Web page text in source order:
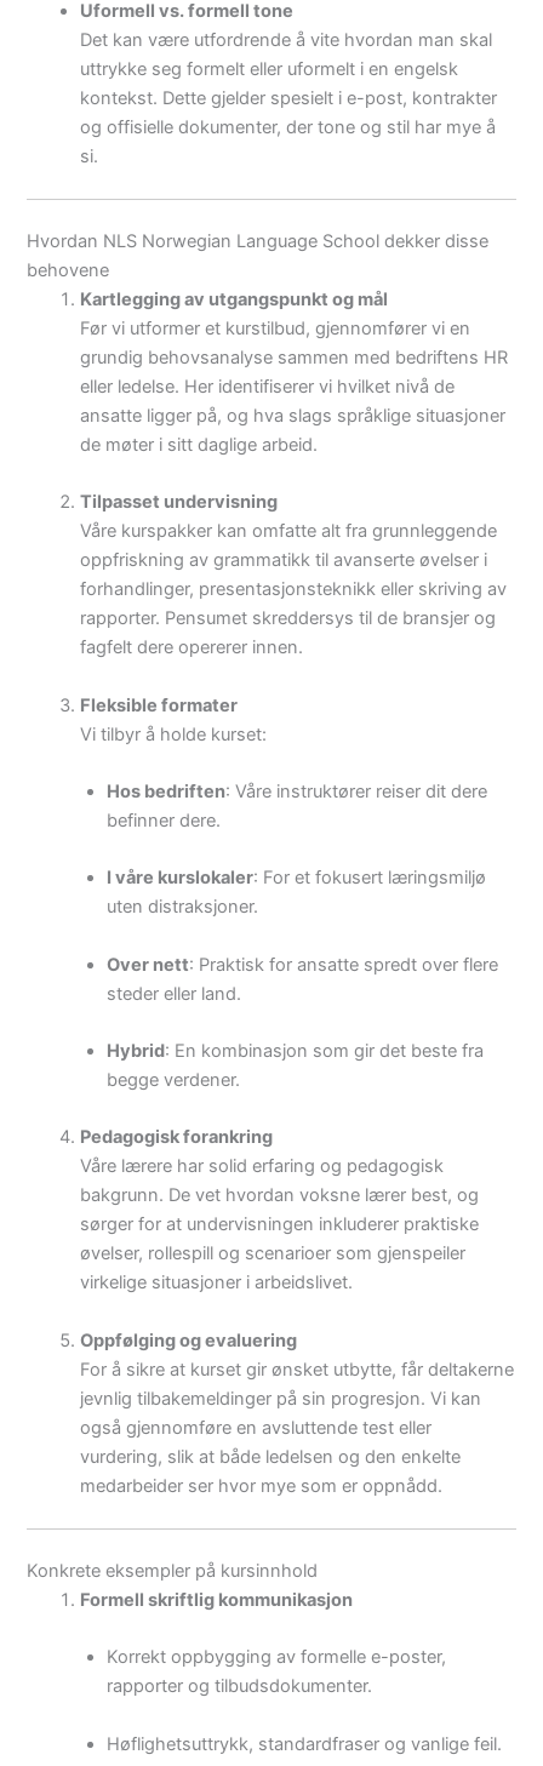
Uformell vs. formell tone
Det kan være utfordrende å vite hvordan man skal
uttrykke seg formelt eller uformelt i en engelsk
kontekst. Dette gjelder spesielt i e-post, kontrakter
og offisielle dokumenter, der tone og stil har mye å
si.
Hvordan NLS Norwegian Language School dekker disse
behovene
Kartlegging av utgangspunkt og mål
Før vi utformer et kurstilbud, gjennomfører vi en
grundig behovsanalyse sammen med bedriftens HR
eller ledelse. Her identifiserer vi hvilket nivå de
ansatte ligger på, og hva slags språklige situasjoner
de møter i sitt daglige arbeid.
Tilpasset undervisning
Våre kurspakker kan omfatte alt fra grunnleggende
oppfriskning av grammatikk til avanserte øvelser i
forhandlinger, presentasjonsteknikk eller skriving av
rapporter. Pensumet skreddersys til de bransjer og
fagfelt dere opererer innen.
Fleksible formater
Vi tilbyr å holde kurset:
Hos bedriften: Våre instruktører reiser dit dere
befinner dere.
I våre kurslokaler: For et fokusert læringsmiljø
uten distraksjoner.
Over nett: Praktisk for ansatte spredt over flere
steder eller land.
Hybrid: En kombinasjon som gir det beste fra
begge verdener.
Pedagogisk forankring
Våre lærere har solid erfaring og pedagogisk
bakgrunn. De vet hvordan voksne lærer best, og
sørger for at undervisningen inkluderer praktiske
øvelser, rollespill og scenarioer som gjenspeiler
virkelige situasjoner i arbeidslivet.
Oppfølging og evaluering
For å sikre at kurset gir ønsket utbytte, får deltakerne
jevnlig tilbakemeldinger på sin progresjon. Vi kan
også gjennomføre en avsluttende test eller
vurdering, slik at både ledelsen og den enkelte
medarbeider ser hvor mye som er oppnådd.
Konkrete eksempler på kursinnhold
Formell skriftlig kommunikasjon
Korrekt oppbygging av formelle e-poster,
rapporter og tilbudsdokumenter.
Høflighetsuttrykk, standardfraser og vanlige feil.